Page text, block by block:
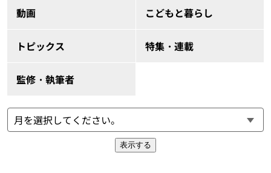
動画 こどもと暮らし
トピックス 特集・連載
監修・執筆者
表示する